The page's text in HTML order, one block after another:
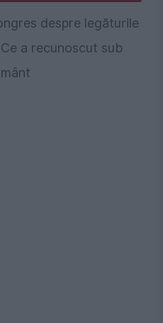
despre legăturile
a recunoscut sub